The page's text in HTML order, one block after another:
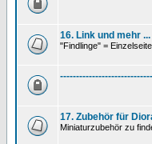
16. Link und mehr ...
"Findlinge" =
17. Zubehör für
Miniaturzubehör zu